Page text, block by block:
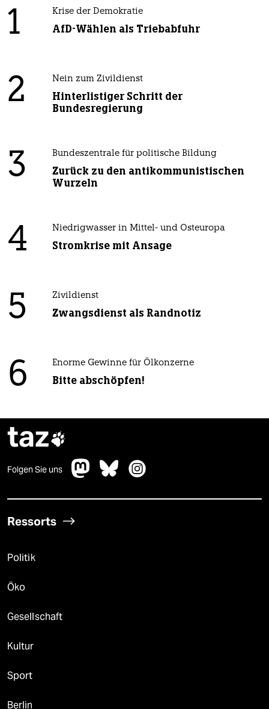
1 Krise der Demokratie
AfD-Wählen als Triebabfuhr
2 Nein zum Zivildienst
Hinterlistiger Schritt der
Bundesregierung
3 Bundeszentrale für politische Bildung
Zurück zu den antikommunistischen
Wurzeln
4 Niedrigwasser in Mittel- und Osteuropa
Stromkrise mit Ansage
5 Zivildienst
Zwangsdienst als Randnotiz
6 Enorme Gewinne für Ölkonzerne
Bitte abschöpfen!
taz
Folgen Sie uns
Ressorts
Politik
Öko
Gesellschaft
Kultur
Sport
Berlin